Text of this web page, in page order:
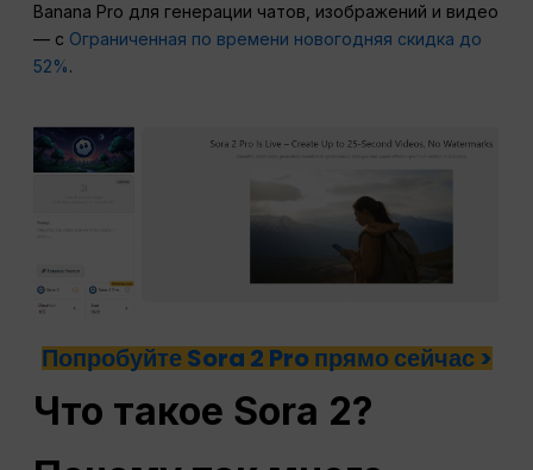
Banana Pro для генерации чатов, изображений и видео
— с Ограниченная по времени новогодняя скидка до
52%.
Попробуйте Sora 2 Pro прямо сейчас >
Что такое Sora 2?